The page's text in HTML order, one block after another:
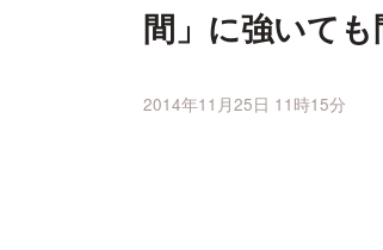
間」に強いても
2014年11月25日 11時15分